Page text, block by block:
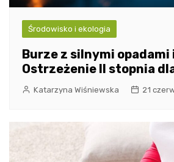
Środowisko i ekologia
Burze z silnymi
Ostrzeżenie II stopnia
Katarzyna Wiśniewska 21